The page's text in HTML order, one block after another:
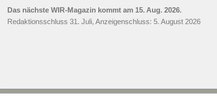
Das nächste WIR-Magazin kommt am 15. Aug. 2026.
Redaktionsschluss 31. Juli, Anzeigenschluss: 5. August 2026